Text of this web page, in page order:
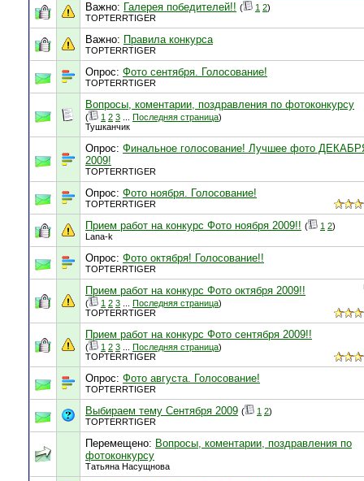
Важно: Галерея победителей!! ( 1 2)
TOPTERRTIGER
Важно: Правила конкурса
TOPTERRTIGER
Опрос: Фото сентября. Голосование!
TOPTERRTIGER
Вопросы, коментарии, поздравления по фотоконкурсу
( 1 2 3 Последняя страница)
Тушканчик
Опрос: Финальное голосование! Лучшее фото
2009!
TOPTERRTIGER
Опрос: Фото ноября. Голосование!
TOPTERRTIGER
Прием работ на конкурс Фото ноября 2009!! ( 1 2)
Lana-k
Опрос: Фото октября! Голосование!!
TOPTERRTIGER
Прием работ на конкурс Фото октября 2009!!
( 1 2 3 Последняя страница)
TOPTERRTIGER
Прием работ на конкурс Фото сентября 2009!!
( 1 2 3 Последняя страница)
TOPTERRTIGER
Опрос: Фото августа. Голосование!
TOPTERRTIGER
Выбираем тему Сентября 2009 ( 1 2)
TOPTERRTIGER
Перемещено: Вопросы, коментарии, поздравления по
фотоконкурсу
Татьяна Насущнова